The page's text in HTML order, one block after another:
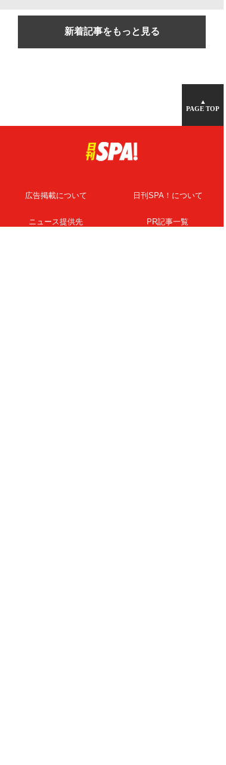
新着記事をもっと見る
▲
PAGE TOP
広告掲載について 日刊SPA！について
ニュース提供先 PR記事一覧